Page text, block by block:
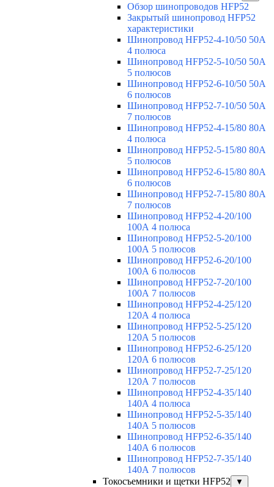
Обзор шинопроводов HFP52
Закрытый шинопровод HFP52
характеристики
Шинопровод HFP52-4-10/50 50A
4 полюса
Шинопровод HFP52-5-10/50 50А
5 полюсов
Шинопровод HFP52-6-10/50 50А
6 полюсов
Шинопровод HFP52-7-10/50 50А
7 полюсов
Шинопровод HFP52-4-15/80 80A
4 полюса
Шинопровод HFP52-5-15/80 80А
5 полюсов
Шинопровод HFP52-6-15/80 80А
6 полюсов
Шинопровод HFP52-7-15/80 80А
7 полюсов
Шинопровод HFP52-4-20/100
100А 4 полюса
Шинопровод HFP52-5-20/100
100А 5 полюсов
Шинопровод HFP52-6-20/100
100А 6 полюсов
Шинопровод HFP52-7-20/100
100А 7 полюсов
Шинопровод HFP52-4-25/120
120А 4 полюса
Шинопровод HFP52-5-25/120
120А 5 полюсов
Шинопровод HFP52-6-25/120
120А 6 полюсов
Шинопровод HFP52-7-25/120
120А 7 полюсов
Шинопровод HFP52-4-35/140
140А 4 полюса
Шинопровод HFP52-5-35/140
140А 5 полюсов
Шинопровод HFP52-6-35/140
140А 6 полюсов
Шинопровод HFP52-7-35/140
140А 7 полюсов
Токосъемники и щетки HFP52
▼